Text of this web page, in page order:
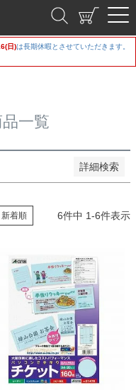
日)は長期休暇とさせていただきます。
一覧
詳細検索
新着順 6件中 1-6件表示